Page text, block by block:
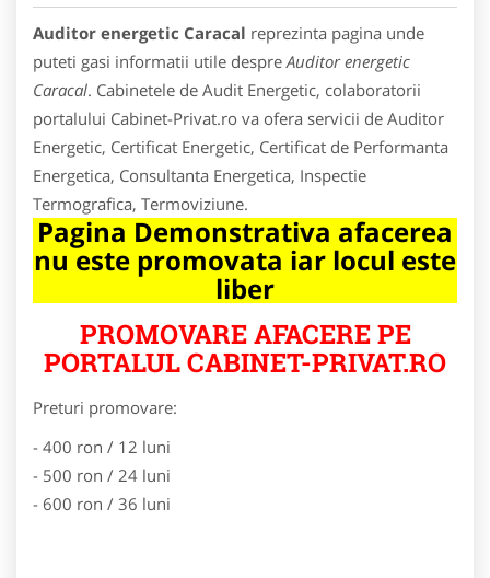
Auditor energetic Caracal reprezinta pagina unde
puteti gasi informatii utile despre Auditor energetic
Caracal. Cabinetele de Audit Energetic, colaboratorii
portalului Cabinet-Privat.ro va ofera servicii de Auditor
Energetic, Certificat Energetic, Certificat de Performanta
Energetica, Consultanta Energetica, Inspectie
Termografica, Termoviziune.
Pagina Demonstrativa afacerea
nu este promovata iar locul este
liber
PROMOVARE AFACERE PE
PORTALUL CABINET-PRIVAT.RO
Preturi promovare:
- 400 ron / 12 luni
- 500 ron / 24 luni
- 600 ron / 36 luni